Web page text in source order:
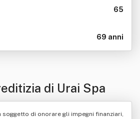
65
69 anni
di Urai Spa
di onorare gli impegni finanziari,